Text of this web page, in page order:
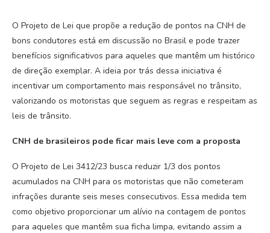
O Projeto de Lei que propõe a redução de pontos na CNH de
bons condutores está em discussão no Brasil e pode trazer
benefícios significativos para aqueles que mantêm um histórico
de direção exemplar. A ideia por trás dessa iniciativa é
incentivar um comportamento mais responsável no trânsito,
valorizando os motoristas que seguem as regras e respeitam as
leis de trânsito.
CNH de brasileiros pode ficar mais leve com a proposta
O Projeto de Lei 3412/23 busca reduzir 1/3 dos pontos
acumulados na CNH para os motoristas que não cometeram
infrações durante seis meses consecutivos. Essa medida tem
como objetivo proporcionar um alívio na contagem de pontos
para aqueles que mantêm sua ficha limpa, evitando assim a